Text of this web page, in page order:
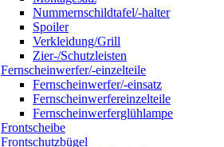
Nummernschildtafel/-halter
Spoiler
Verkleidung/Grill
Zier-/Schutzleisten
Fernscheinwerfer/-einzelteile
Fernscheinwerfer/-einsatz
Fernscheinwerfereinzelteile
Fernscheinwerferglühlampe
Frontscheibe
Frontschutzbügel